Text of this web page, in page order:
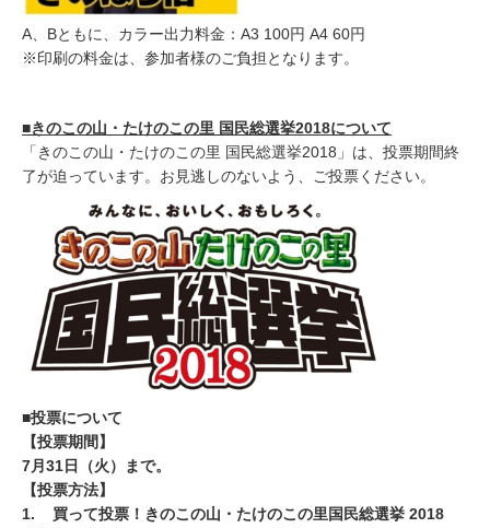
A、Bともに、カラー出力料金：A3 100円 A4 60円
※印刷の料金は、参加者様のご負担となります。
■きのこの山・たけのこの里 国民総選挙2018について
「きのこの山・たけのこの里 国民総選挙2018」は、投票期間終
了が迫っています。お見逃しのないよう、ご投票ください。
■投票について
【投票期間】
7月31日（火）まで。
【投票方法】
1. 買って投票！きのこの山・たけのこの里国民総選挙 2018